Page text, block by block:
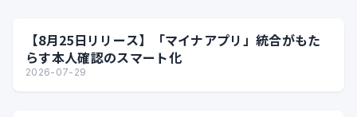
【8月25日リリース】「マイナアプリ」統合がもた
らす本人確認のスマート化
2026-07-29